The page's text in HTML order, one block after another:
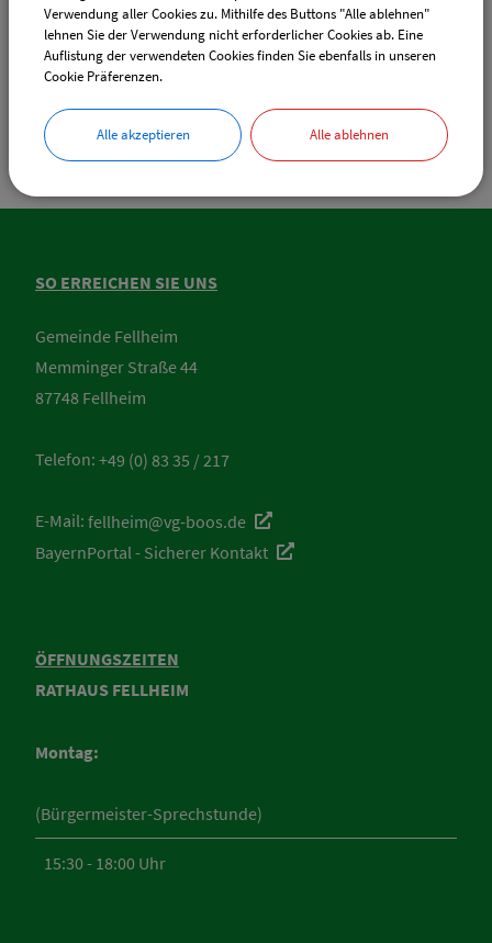
Sachgebiete
Gaststätten- / Gewerbe- / Fischereiwesen
SO ERREICHEN SIE UNS
Gemeinde Fellheim
Memminger Straße 44
87748 Fellheim
Telefon: +49 (0) 83 35 / 217
E-Mail: fellheim@vg-boos.de
BayernPortal - Sicherer Kontakt
ÖFFNUNGSZEITEN
RATHAUS FELLHEIM
Montag:
(Bürgermeister-Sprechstunde)
15:30 - 18:00 Uhr
Verwendung aller Cookies zu. Mithilfe des Buttons "Alle ablehnen"
lehnen Sie der Verwendung nicht erforderlicher Cookies ab. Eine
Auflistung der verwendeten Cookies finden Sie ebenfalls in unseren
Cookie Präferenzen.
Alle akzeptieren Alle ablehnen